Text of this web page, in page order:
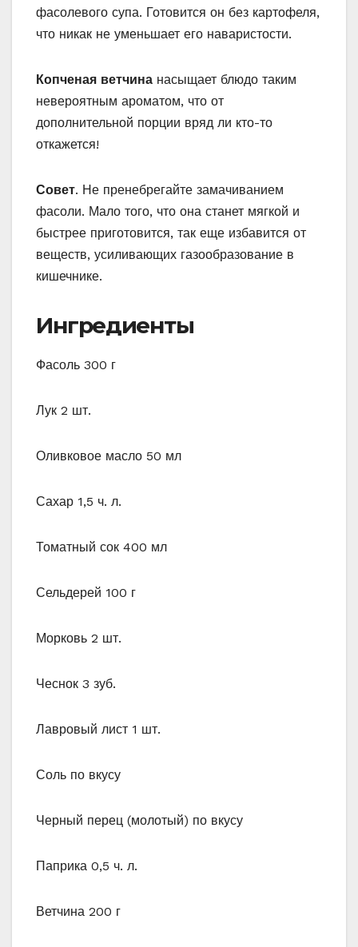
фасолевого супа. Готовится он без картофеля,
что никак не уменьшает его наваристости.
Копченая ветчина насыщает блюдо таким
невероятным ароматом, что от
дополнительной порции вряд ли кто-то
откажется!
Совет. Не пренебрегайте замачиванием
фасоли. Мало того, что она станет мягкой и
быстрее приготовится, так еще избавится от
веществ, усиливающих газообразование в
кишечнике.
Ингредиенты
Фасоль 300 г
Лук 2 шт.
Оливковое масло 50 мл
Сахар 1,5 ч. л.
Томатный сок 400 мл
Сельдерей 100 г
Морковь 2 шт.
Чеснок 3 зуб.
Лавровый лист 1 шт.
Соль по вкусу
Черный перец (молотый) по вкусу
Паприка 0,5 ч. л.
Ветчина 200 г